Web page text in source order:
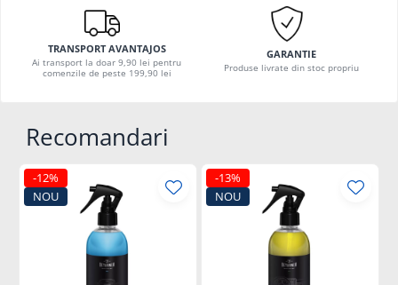
TRANSPORT AVANTAJOS
Ai transport la doar 9,90 lei pentru
comenzile de peste 199,90 lei
GARANTIE
Produse livrate din stoc propriu
Recomandari
-12%
NOU
-13%
NOU